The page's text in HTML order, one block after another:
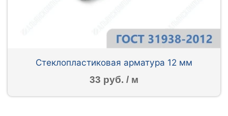
Стеклопластиковая арматура 12 мм
33 руб. / м